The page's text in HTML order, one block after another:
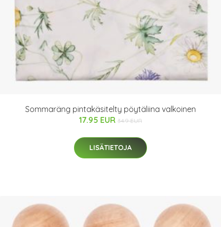
Sommaräng pintakäsitelty pöytäliina valkoinen
17.95 EUR 34.9 EUR
LISÄTIETOJA